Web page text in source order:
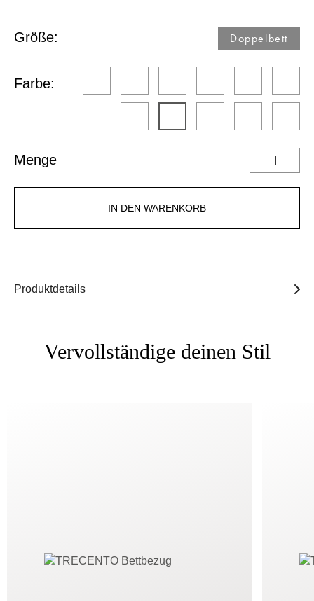
Größe: Doppelbett
Farbe:
Menge
IN DEN WARENKORB
Produktdetails
Vervollständige deinen Stil